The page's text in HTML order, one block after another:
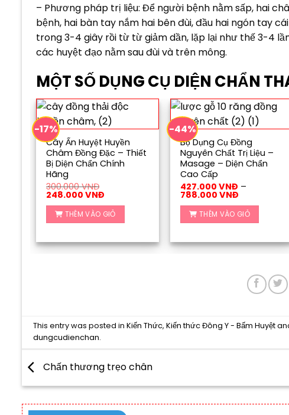
– Phương pháp trị liệu: Để người bệnh nằm sấp, hai
bệnh, hai bàn tay nắm hai bên đùi, đầu hai ngón tay
trong 3-4 giây rồi từ từ giảm dần, lặp lại như thế 3-4
các huyệt đạo nằm sau đùi và trên mông.
MỘT SỐ DỤNG CỤ DIỆN CHẨN
-17%
Cây Ấn Huyệt Huyền
Châm Đồng Đặc – Thiết
Bị Diện Chẩn Chính
Hãng
300.000VNĐ
Giá
là:
300.000 VNĐ.
248.000VNĐ
tại
là:
248.000 VNĐ.
THÊM VÀO GIỎ
-44%
Bộ Dụng Cụ Đồng
Nguyên Chất Trị Liệu –
Masage – Diện Chẩn
Cao Cấp
427.000VNĐ –
788.000VNĐ
từ
427.000 VNĐ
đến
THÊM VÀO GIỎ
có
biến
thể.
chọn
trang
This entry was posted inKiến Thức,Kiến thức Đông Y - Bấm Huyệt
dungcudienchan.
Chấn thương trẹo chân